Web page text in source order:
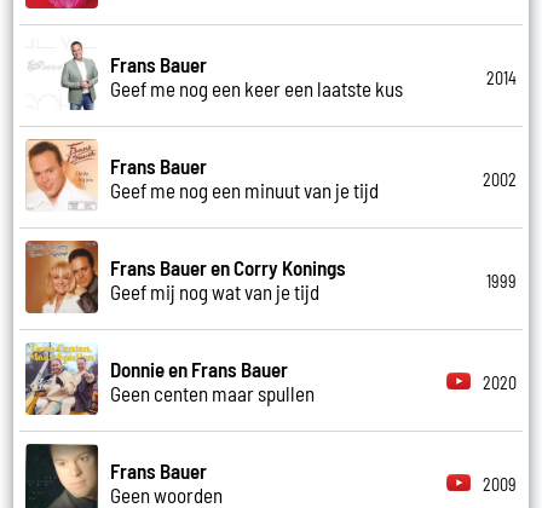
Frans Bauer
Geef me nog een keer een laatste kus
2014
Frans Bauer
Geef me nog een minuut van je tijd
2002
Frans Bauer en Corry Konings
Geef mij nog wat van je tijd
1999
Donnie en Frans Bauer
Geen centen maar spullen
2020
Frans Bauer
Geen woorden
2009